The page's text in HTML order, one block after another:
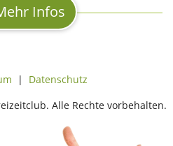
Infos
| Datenschutz
Alle Rechte vorbehalten.